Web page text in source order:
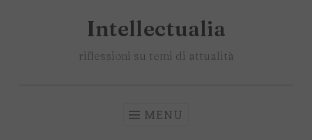
Intellectualia
riflessioni su temi di attualità
MENU